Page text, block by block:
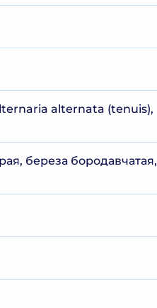
alternata (tenuis),
береза бородавчатая,